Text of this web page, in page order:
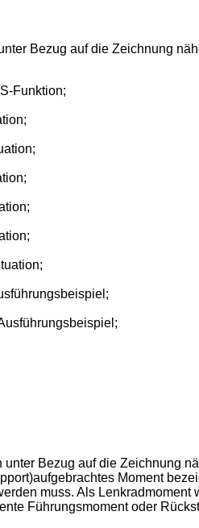
Bezug auf die Zeichnung
Funktion;
Bezug auf die Zeichnung
Moment
muss. Als
Führungsmoment oder